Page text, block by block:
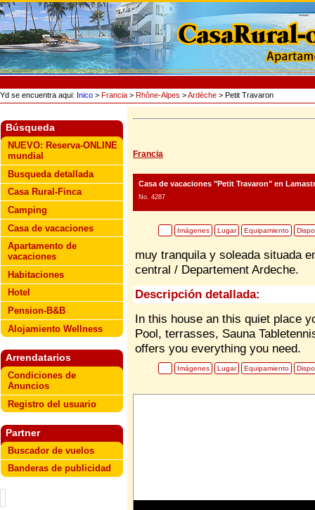
Yd se encuentra aqui: Inico > Francia > Rhône-Alpes >Ardèche > Petit Travaron
Búsqueda
NUEVO: Reserva-ONLINE
mundial
Busqueda detallada
Casa Rural-Finca
Camping
Casa de vacaciones
Apartamento de
vacaciones
Habitaciones
Hotel
Pension-B&B
Alojamiento Wellness
Arrendatarios
Condiciones de
Anuncios
Registro del usuario
Partner
Buscador de vuelos
Banderas de publicidad
Francia
Casa de vacaciones "Petit Travaron" en
No. 4287
Imágenes Lugar Equipamiento
muy tranquila y soleada situada
central / Departement Ardeche.
Descripción detallada:
In this house an this quiet place
Pool, terrasses, Sauna
offers you everything you need.
Imágenes Lugar Equipamiento